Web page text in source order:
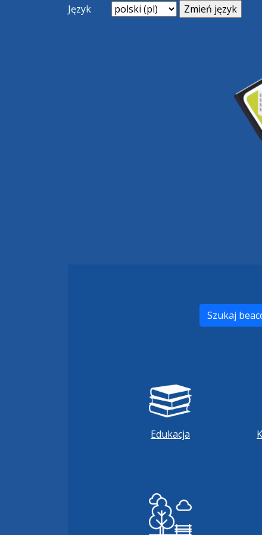
Język
Szukaj
Edukacja